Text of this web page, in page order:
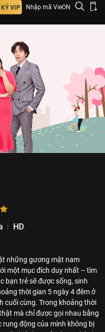
VIP Nhập mã VieON
HD
những gương mặt nam
một mục đích duy nhất – tìm
bạn trẻ sẽ được sống, sinh
thời gian 5 ngày 4 đêm ở
cuối cùng. Trong khoảng thời
mà chỉ được gọi nhau bằng
động của mình không bị